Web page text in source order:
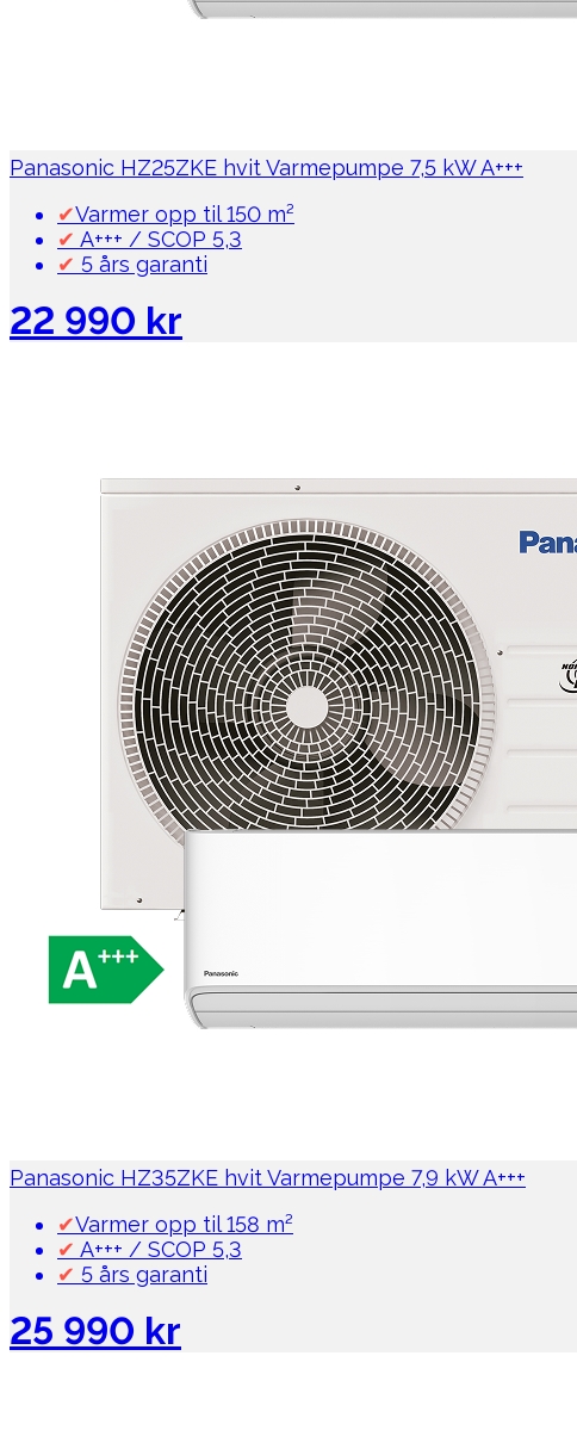
Panasonic HZ25ZKE hvit Varmepumpe 7,5 kW A+++
✔Varmer opp til 150 m²
✔ A+++ / SCOP 5,3
✔ 5 års garanti
22 990 kr
Panasonic HZ35ZKE hvit Varmepumpe 7,9 kW A+++
✔Varmer opp til 158 m²
✔ A+++ / SCOP 5,3
✔ 5 års garanti
25 990 kr